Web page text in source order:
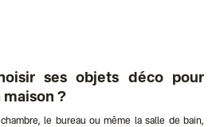
ses objets déco pour
maison ?
le bureau ou même la salle de bain,